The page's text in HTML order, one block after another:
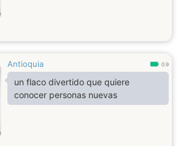
Antioquia 0.9
un flaco divertido que quiere
conocer personas nuevas